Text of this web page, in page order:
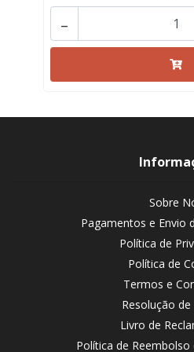
-
Sobre
Pagamentos e Envio
Política de
Política de
Termos e
Resolução
Livro de
Política de